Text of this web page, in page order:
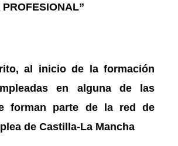
al inicio de la formación
en alguna de las
forman parte de la red de
de Castilla-La Mancha